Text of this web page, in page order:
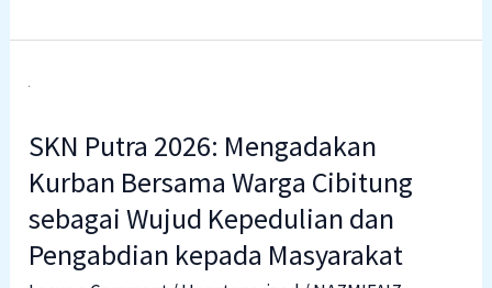
SKN Putra 2026: Mengadakan
Kurban Bersama Warga Cibitung
sebagai Wujud Kepedulian dan
Pengabdian kepada Masyarakat
SKN
2026:
Mengadakan
Kurban
Bersama
Warga